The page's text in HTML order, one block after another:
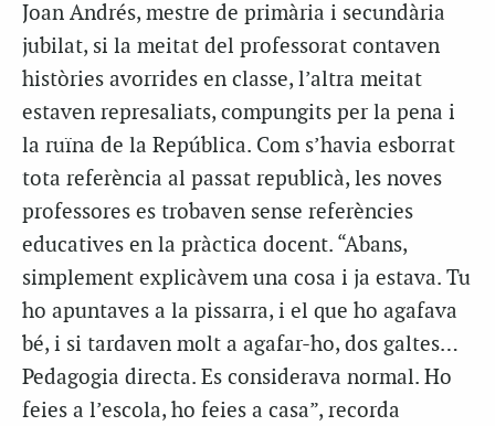
Joan Andrés, mestre de primària i secundària
jubilat, si la meitat del professorat contaven
històries avorrides en classe, l’altra meitat
estaven represaliats, compungits per la pena i
la ruïna de la República. Com s’havia esborrat
tota referència al passat republicà, les noves
professores es trobaven sense referències
educatives en la pràctica docent. “Abans,
simplement explicàvem una cosa i ja estava. Tu
ho apuntaves a la pissarra, i el que ho agafava
bé, i si tardaven molt a agafar-ho, dos galtes…
Pedagogia directa. Es considerava normal. Ho
feies a l’escola, ho feies a casa”, recorda